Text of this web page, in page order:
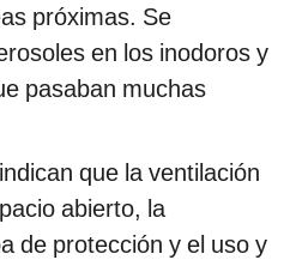
próximas. Se
en los inodoros y
pasaban muchas
que la ventilación
abierto, la
de protección y el uso y